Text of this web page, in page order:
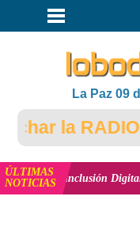
La Paz 09
la RADIO
ÚLTIMAS
NOTICIAS
y la inclusión Digital en